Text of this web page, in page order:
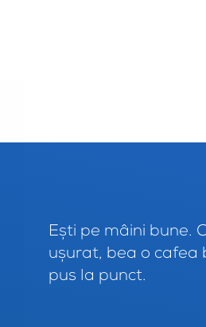
Eşti pe mâini bune.
uşurat, bea o cafea
pus la punct.